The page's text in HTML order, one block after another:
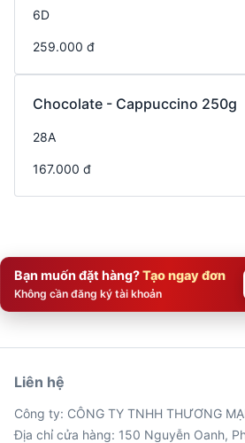
6D
259.000 đ
Chocolate - Cappuccino 250g
28A
167.000 đ
Bạn muốn đặt hàng?Tạo ngay đơn
Không cần đăng ký tài khoản
Liên hệ
Công ty: CÔNG TY TNHH THƯƠNG
Địa chỉ cửa hàng: 150 Nguyễn Oanh,